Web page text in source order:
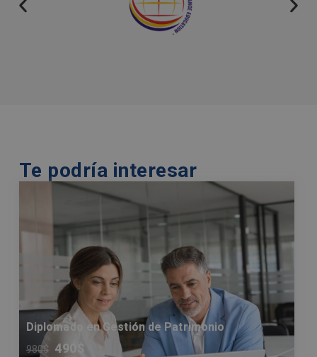
v
Te podría interesar
Diplomado en Gestión de Patrimonio
980$ 490